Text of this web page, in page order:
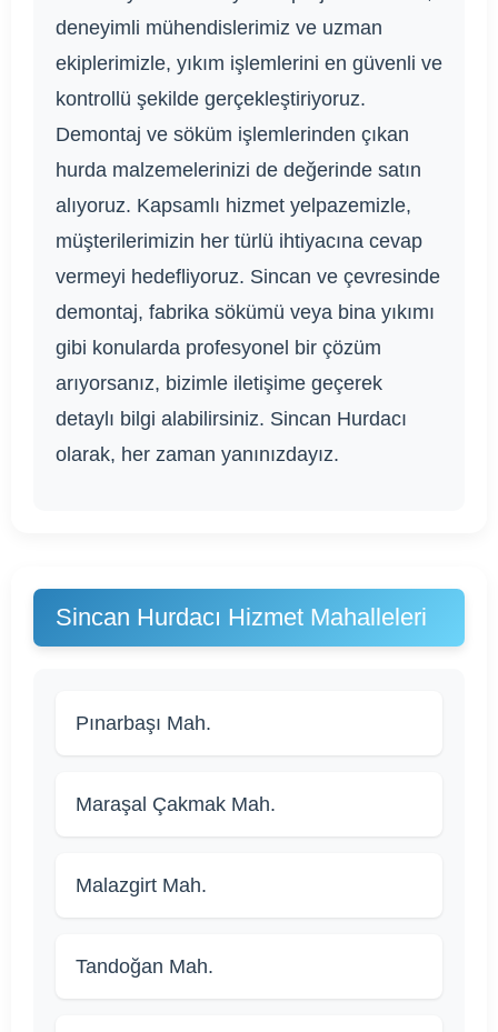
deneyimli mühendislerimiz ve uzman
ekiplerimizle, yıkım işlemlerini en güvenli ve
kontrollü şekilde gerçekleştiriyoruz.
Demontaj ve söküm işlemlerinden çıkan
hurda malzemelerinizi de değerinde satın
alıyoruz. Kapsamlı hizmet yelpazemizle,
müşterilerimizin her türlü ihtiyacına cevap
vermeyi hedefliyoruz. Sincan ve çevresinde
demontaj, fabrika sökümü veya bina yıkımı
gibi konularda profesyonel bir çözüm
arıyorsanız, bizimle iletişime geçerek
detaylı bilgi alabilirsiniz. Sincan Hurdacı
olarak, her zaman yanınızdayız.
Sincan Hurdacı Hizmet Mahalleleri
Pınarbaşı Mah.
Maraşal Çakmak Mah.
Malazgirt Mah.
Tandoğan Mah.